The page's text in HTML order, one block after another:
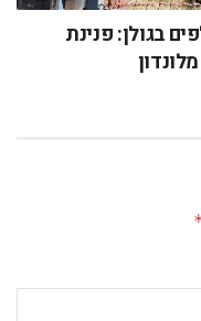
בגולן: פנינת